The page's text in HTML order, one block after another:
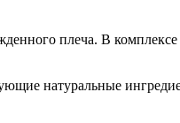
плеча. В комплексе
натуральные